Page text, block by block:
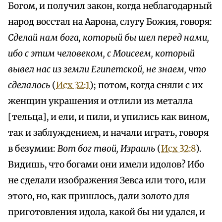
Богом, и получил закон, когда неблагодарный
народ восстал на Аарона, слугу Божия, говоря:
Сделай нам бога, который бы шел перед нами,
ибо с этим человеком, с Моисеем, который
вывел нас из земли Египетской, не знаем, что
сделалось (Исх 32:1); потом, когда сняли с их
женщин украшения и отлили из металла
[тельца], и ели, и пили, и упились как вином,
так и заблуждением, и начали играть, говоря
в безумии: Вот бог твой, Израиль (Исх 32:8).
Видишь, что богами они имели идолов? Ибо
не сделали изображения Зевса или того, или
этого, но, как пришлось, дали золото для
приготовления идола, какой бы ни удался, и